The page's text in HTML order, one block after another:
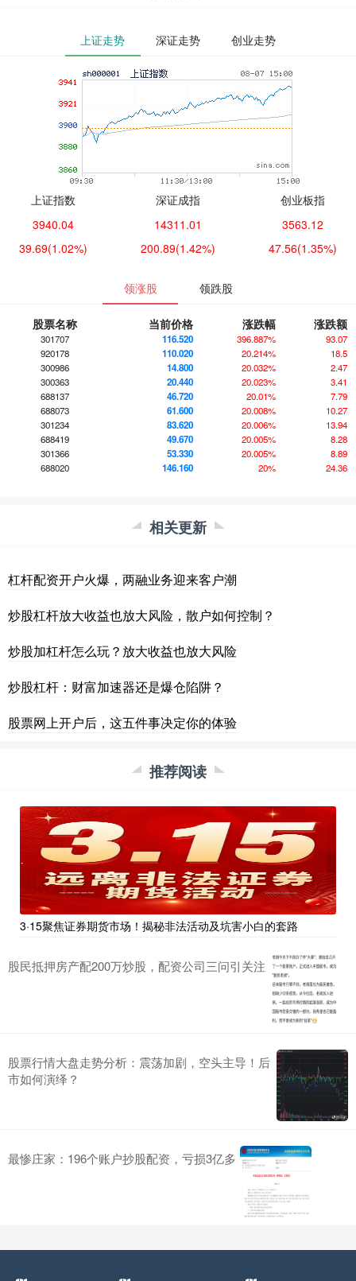
上证走势 深证走势 创业走势
上证指数
3940.04
39.69(1.02%)
深证成指
14311.01
200.89(1.42%)
创业板指
3563.12
47.56(1.35%)
领涨股 领跌股
股票名称 当前价格 涨跌幅 涨跌额
301707 116.520 396.887%
93.07
920178
110.020 20.214%
18.5
300986
14.800 20.032%
2.47
300363
20.440 20.023%
3.41
688137
46.720 20.01%
7.79
688073
61.600 20.008%
10.27
301234
83.620 20.006%
13.94
688419
49.670 20.005%
8.28
301366
53.330 20.005%
8.89
688020
146.160 20% 24.36
相关更新
杠杆配资开户火爆，两融业务迎来客户潮
炒股杠杆放大收益也放大风险，散户如何控制？
炒股加杠杆怎么玩？放大收益也放大风险
炒股杠杆：财富加速器还是爆仓陷阱？
股票网上开户后，这五件事决定你的体验
推荐阅读
3·15聚焦证券期货市场！揭秘非法活动及坑害小白的套路
股民抵押房产配200万炒股，配资公司三问引关注
股票行情大盘走势分析：震荡加剧，空头主导！后
市如何演绎？
最惨庄家：196个账户抄股配资，亏损3亿多